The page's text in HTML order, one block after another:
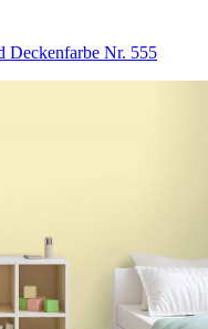
Deckenfarbe Nr. 555